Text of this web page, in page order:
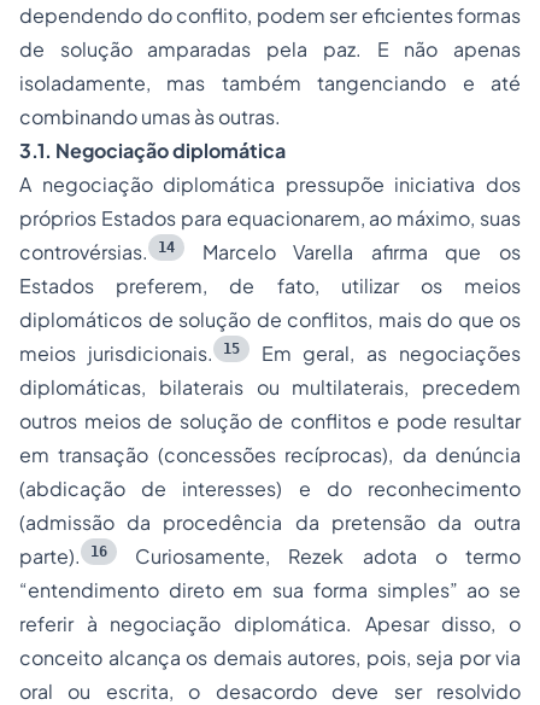
dependendo do conflito, podem ser eficientes formas
de solução amparadas pela paz. E não apenas
isoladamente, mas também tangenciando e até
combinando umas às outras.
3.1. Negociação diplomática
A negociação diplomática pressupõe iniciativa dos
próprios Estados para equacionarem, ao máximo, suas
controvérsias.
14
Marcelo Varella afirma que os
Estados preferem, de fato, utilizar os meios
diplomáticos de solução de conflitos, mais do que os
meios jurisdicionais.
15 Em geral, as negociações
diplomáticas, bilaterais ou multilaterais, precedem
outros meios de solução de conflitos e pode resultar
em transação (concessões recíprocas), da denúncia
(abdicação de interesses) e do reconhecimento
(admissão da procedência da pretensão da outra
parte).
16
Curiosamente, Rezek adota o termo
“entendimento direto em sua forma simples” ao se
referir à negociação diplomática. Apesar disso, o
conceito alcança os demais autores, pois, seja por via
oral ou escrita, o desacordo deve ser resolvido